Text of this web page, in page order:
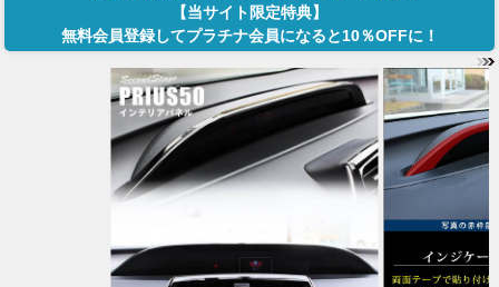
【当サイト限定特典】
無料会員登録してプラチナ会員になると10％OFFに！